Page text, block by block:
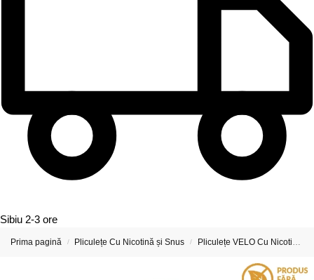
Sibiu 2-3 ore
Prima pagină / Pliculețe Cu Nicotină și Snus / Pliculețe VELO Cu Nicotină